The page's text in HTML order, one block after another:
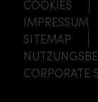
COOKIES
IMPRESSUM
SITEMAP
CORPORATE